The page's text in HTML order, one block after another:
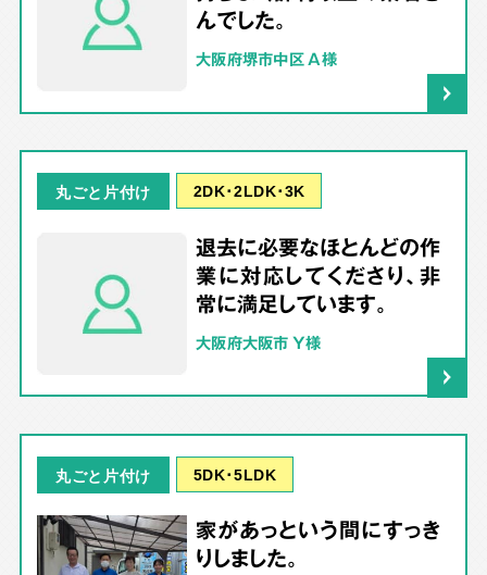
んでした。
大阪府堺市中区 A様
丸ごと片付け 2DK･2LDK･3K
退去に必要なほとんどの作
業に対応してくださり、非
常に満足しています。
大阪府大阪市 Y様
丸ごと片付け 5DK･5LDK
家があっという間にすっき
りしました。